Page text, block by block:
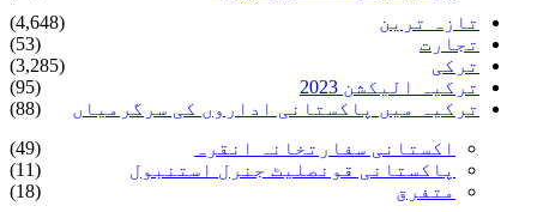
تازہ ترین
(4,648)
تجارت
(53)
ترکی
(3,285)
ترکیہ الیکشن 2023
(95)
ترکیہ میں پاکستانی اداروں کی سرگرمیاں
(88)
اکستانی سفارتخانہ انقرہ
(49)
پاکستانی قونصلیٹ جنرل استنبول
(11)
متفرق
(18)